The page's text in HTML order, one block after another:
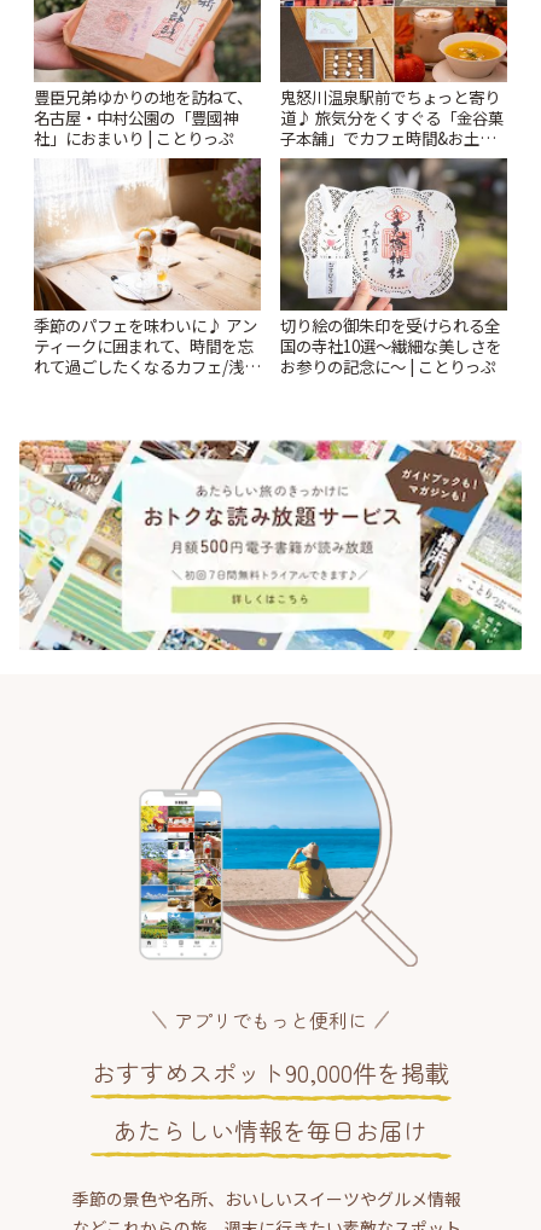
豊臣兄弟ゆかりの地を訪ねて、
名古屋・中村公園の「豊國神
社」におまいり | ことりっぷ
鬼怒川温泉駅前でちょっと寄り
道♪ 旅気分をくすぐる「金谷菓
子本舗」でカフェ時間&お土産
探し | ことりっぷ
季節のパフェを味わいに♪ アン
ティークに囲まれて、時間を忘
れて過ごしたくなるカフェ/浅草
切り絵の御朱印を受けられる全
国の寺社10選〜繊細な美しさを
お参りの記念に〜 | ことりっぷ
アプリでもっと便利に
おすすめスポット90,000件を掲載
あたらしい情報を毎日お届け
季節の景色や名所、おいしいスイーツやグルメ情報